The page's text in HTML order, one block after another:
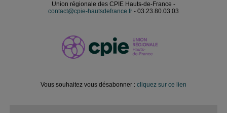
Union régionale des CPIE Hauts-de-France -
contact@cpie-hautsdefrance.fr - 03.23.80.03.03
Vous souhaitez vous désabonner : cliquez sur ce lien